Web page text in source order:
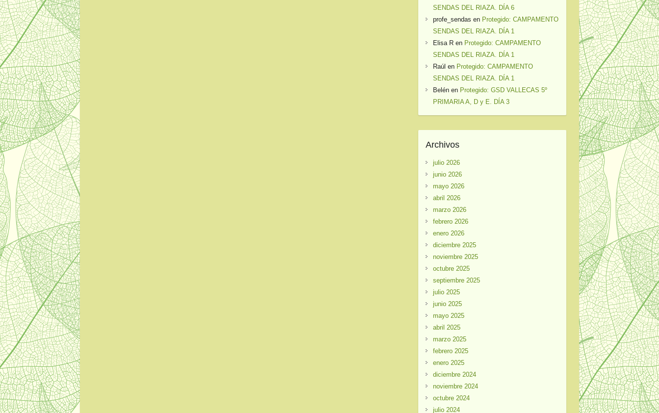
SENDAS DEL RIAZA. DÍA 6
profe_sendas en Protegido: CAMPAMENTO
SENDAS DEL RIAZA. DÍA 1
Elisa Ren Protegido: CAMPAMENTO
SENDAS DEL RIAZA. DÍA 1
Raúl en Protegido: CAMPAMENTO
SENDAS DEL RIAZA. DÍA 1
Belénen Protegido: GSD VALLECAS 5º
PRIMARIA A, D y E. DÍA 3
Archivos
julio 2026
junio 2026
mayo 2026
abril 2026
marzo 2026
febrero 2026
enero 2026
diciembre 2025
noviembre 2025
octubre 2025
septiembre 2025
julio 2025
junio 2025
mayo 2025
abril 2025
marzo 2025
febrero 2025
enero 2025
diciembre 2024
noviembre 2024
octubre 2024
julio 2024